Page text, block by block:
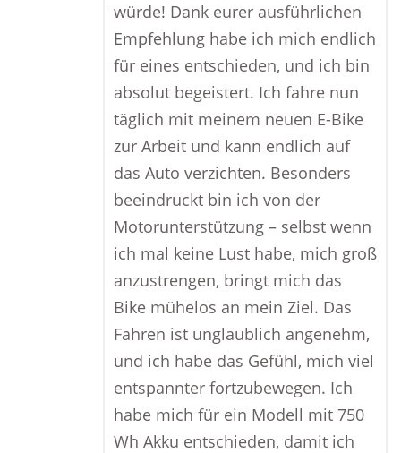
würde! Dank eurer ausführlichen
Empfehlung habe ich mich endlich
für eines entschieden, und ich bin
absolut begeistert. Ich fahre nun
täglich mit meinem neuen E-Bike
zur Arbeit und kann endlich auf
das Auto verzichten. Besonders
beeindruckt bin ich von der
Motorunterstützung – selbst wenn
ich mal keine Lust habe, mich groß
anzustrengen, bringt mich das
Bike mühelos an mein Ziel. Das
Fahren ist unglaublich angenehm,
und ich habe das Gefühl, mich viel
entspannter fortzubewegen. Ich
habe mich für ein Modell mit 750
Wh Akku entschieden, damit ich